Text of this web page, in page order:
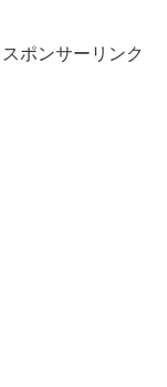
スポンサーリンク